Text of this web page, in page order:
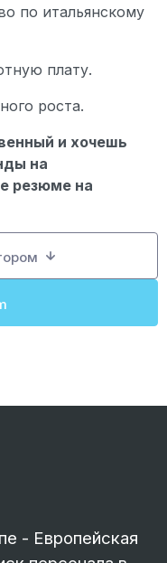
по итальянскому
плату.
роста.
и хочешь
на
резюме на
- Европейская